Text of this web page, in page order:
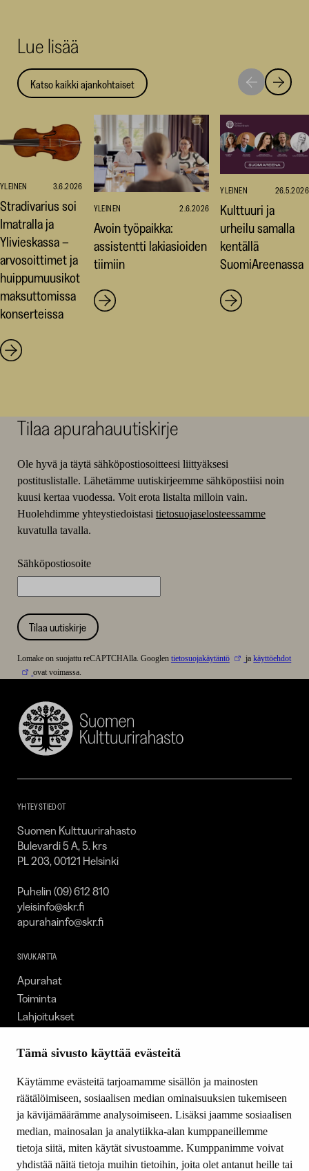
Tämä sivusto käyttää evästeitä
Käytämme evästeitä tarjoamamme sisällön ja mainosten
räätälöimiseen, sosiaalisen median ominaisuuksien tukemiseen
ja kävijämäärämme analysoimiseen. Lisäksi jaamme sosiaalisen
median, mainosalan ja analytiikka-alan kumppaneillemme
tietoja siitä, miten käytät sivustoamme. Kumppanimme voivat
yhdistää näitä tietoja muihin tietoihin, joita olet antanut heille tai
Lue lisää
Katso kaikki ajankohtaiset
Siirry
seuraavaan
Siirry
YLEINEN 3.6.2026
Stradivarius soi
Imatralla ja
Ylivieskassa –
arvosoittimet ja
huippumuusikot
maksuttomissa
konserteissa
YLEINEN 2.6.2026
Avoin työpaikka:
assistentti lakiasioiden
tiimiin
YLEINEN 26.5.2026
Kulttuuri ja
urheilu samalla
kentällä
SuomiAreenassa
Tilaa apurahauutiskirje
Ole hyvä ja täytä sähköpostiosoitteesi liittyäksesi
postituslistalle. Lähetämme uutiskirjeemme sähköpostiisi noin
kuusi kertaa vuodessa. Voit erota listalta milloin vain.
Huolehdimme yhteystiedoistasi tietosuojaselosteessamme
kuvatulla tavalla.
Sähköpostiosoite
Tilaa uutiskirje
Lomake on suojattu reCAPTCHAlla. Googlen tietosuojakäytäntö jakäyttöehdot
ovat voimassa.
Suomen
Kulttuurirahasto
YHTEYSTIEDOT
Suomen Kulttuurirahasto
Bulevardi 5 A, 5. krs
PL 203, 00121 Helsinki
Puhelin (09) 612 810
yleisinfo@skr.fi
apurahainfo@skr.fi
SIVUKARTTA
Apurahat
Toiminta
Lahjoitukset
Ajankohtaista
Yhteystiedot
SEURAA MEITÄ
Facebook